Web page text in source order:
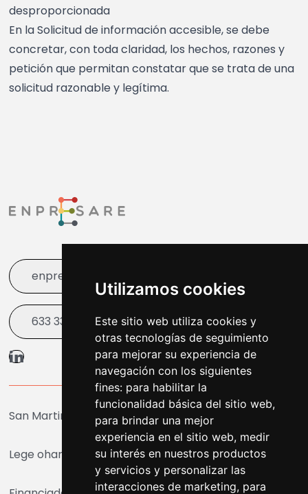
Utilizamos cookies
Este sitio web utiliza cookies y
otras tecnologías de seguimiento
para mejorar su experiencia de
navegación con los siguientes
fines: para habilitar la
funcionalidad básica del sitio web,
para brindar una mejor
experiencia en el sitio web, medir
su interés en nuestros productos
y servicios y personalizar las
interacciones de marketing, para
desproporcionada
En la Solicitud de información accesible, se debe
concretar, con toda claridad, los hechos, razones y
petición que permitan constatar que se trata de una
solicitud razonable y legítima.
enpresare@bergara.eus
633 338 003
San Martin Agirre Plaza 1, Bergara
Lege oharra Cookiak|Irisgarritasuna